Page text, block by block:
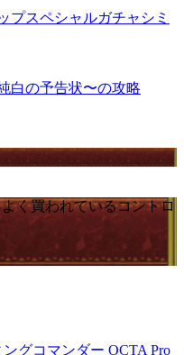
プスペシャルガチャシミ
白の予告状〜の攻略
く買われているコントロ
グコマンダー OCTA Pro